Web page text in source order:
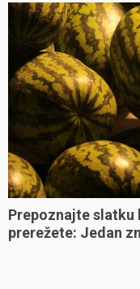
Prepoznajte slatku
prerežete: Jedan